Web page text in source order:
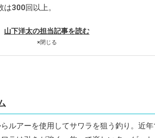
は300回以上。
山下洋太の担当記事を読む
×閉じる
ルアーを使用してサワラを狙う釣り。近